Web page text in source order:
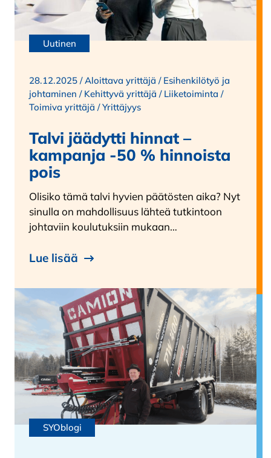
Uutinen
28.12.2025 /Aloittava yrittäjä / Esihenkilötyö ja
johtaminen / Kehittyvä yrittäjä / Liiketoiminta /
Toimiva yrittäjä /Yrittäjyys
Talvi jäädytti hinnat –
kampanja -50 % hinnoista
pois
Olisiko tämä talvi hyvien päätösten aika? Nyt
sinulla on mahdollisuus lähteä tutkintoon
johtaviin koulutuksiin mukaan…
Lue lisää
SYOblogi